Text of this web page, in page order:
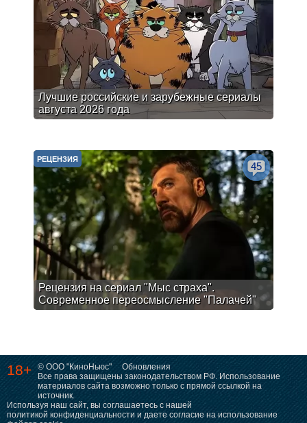
Лучшие российские и зарубежные сериалы
августа 2026 года
Рецензия на сериал "Мыс страха".
Современное переосмысление "Палачей"
РЕЦЕНЗИЯ
45
18+ © ООО "КиноНьюс"
Обновления
Все права защищены законодательством РФ. Использование
материалов сайта возможно только с прямой ссылкой на
источник.
Используя наш сайт, вы соглашаетесь с нашей
политикой конфиденциальностии даете согласие на использование